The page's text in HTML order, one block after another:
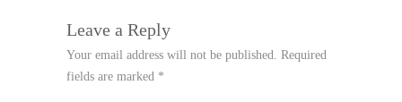
Leave a Reply
Your email address will not be published. Required
fields are marked *